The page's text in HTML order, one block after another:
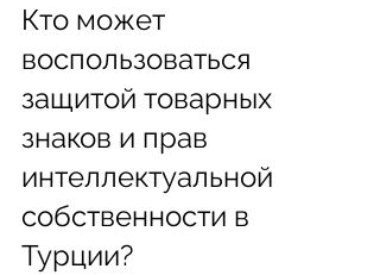
Кто может
воспользоваться
защитой товарных
знаков и прав
интеллектуальной
собственности в
Турции?